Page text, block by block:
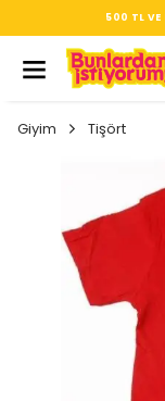
Giyim Tişört